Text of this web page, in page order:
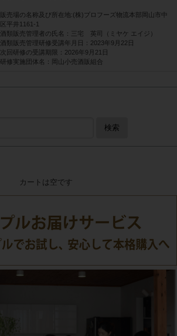
販売場の名称及び所在地:(株)プロフーズ物流本部岡山市中
区平井1161-1
酒類販売管理者の氏名：三宅 英司（ミヤケ エイジ）
酒類販売管理研修受講年月日：2023年9月22日
次回研修の受講期限：2026年9月21日
研修実施団体名：岡山小売酒販組合
検索
カートは空です